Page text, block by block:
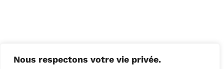
Nous respectons votre vie privée.